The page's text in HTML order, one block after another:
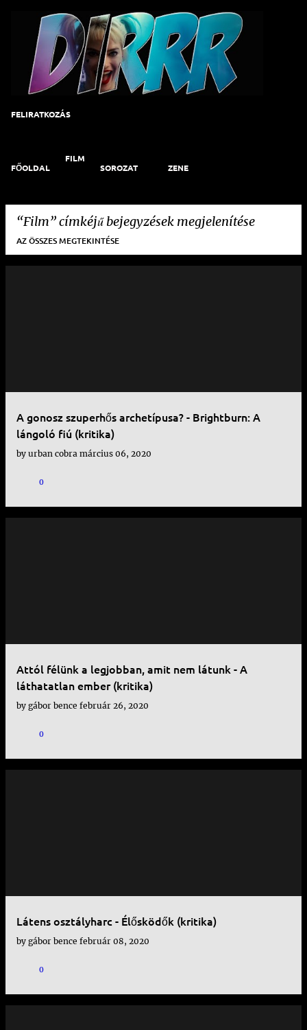
Ugrás a fő tartalomra
FELIRATKOZÁS
FŐOLDAL
FILM
SOROZAT
ZENE
Film címkéjű bejegyzések megjelenítése
AZ ÖSSZES MEGTEKINTÉSE
k
A gonosz szuperhős archetípusa? - Brightburn: A
lángoló fiú (kritika)
by urban cobra március 06, 2020
0
Attól félünk a legjobban, amit nem látunk - A
láthatatlan ember (kritika)
by gábor bence február 26, 2020
0
Látens osztályharc - Élősködők (kritika)
by gábor bence február 08, 2020
0